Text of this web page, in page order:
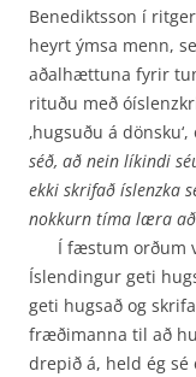
Benediktsson í
heyrt ýmsa menn,
aðalhættuna fyrir
rituðu með
‚hugsuðu á
séð, að nein líkindi
ekki skrifað íslenzka
nokkurn tíma læra
Í fæstum orðum
Íslendingur geti
geti hugsað og
fræðimanna til að
drepið á, held ég